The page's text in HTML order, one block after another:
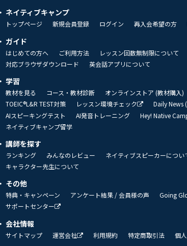
ネイティブキャンプ
トップページ 新規会員登録 ログイン 再入会希望の方
ガイド
はじめての方へ ご利用方法 レッスン回数無制限について
対応ブラウザダウンロード
英会話アプリについて
学習
教材を見る コース・教材診断 オンラインストア (教材購入)
TOEIC®L&R TEST対策
レッスン環境チェック Daily News
AIスピーキングテスト
AI発音トレーニング Hey! Native
ネイティブキャンプ留学
講師を探す
ランキング みんなのレビュー ネイティブスピーカーについ
キャラクター先生について
その他
特典・キャンペーン アンケート結果 / 会員様の声 Going
サポートセンター
会社情報
サイトマップ 運営会社 利用規約 特定商取引法 個